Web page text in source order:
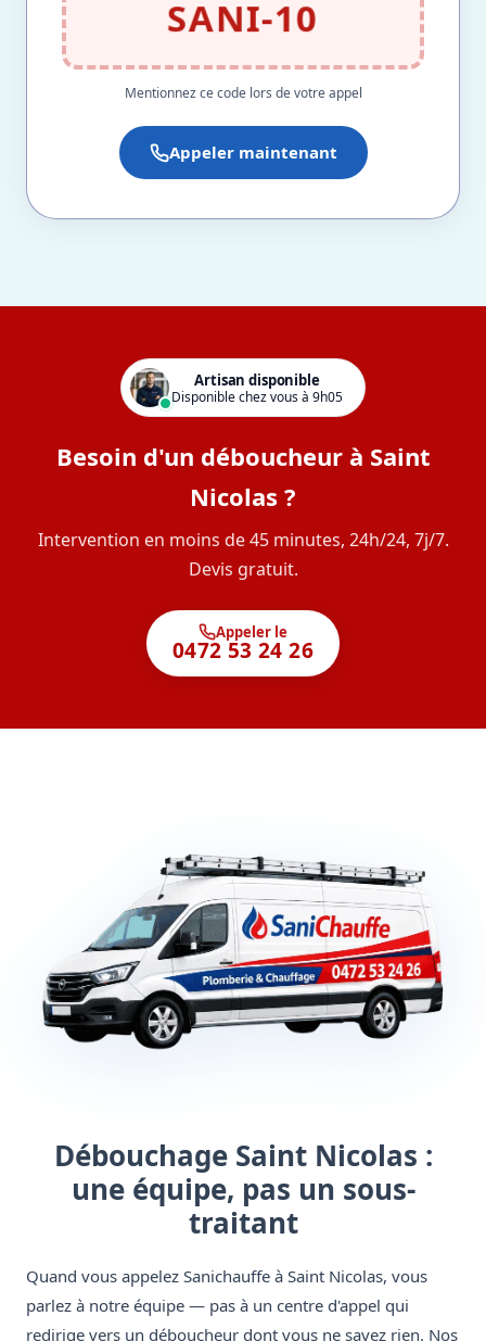
SANI-10
Mentionnez ce code lors de votre appel
Appeler maintenant
Artisan disponible
Disponible chez vous à 9h05
Besoin d'un déboucheur à Saint
Nicolas ?
Intervention en moins de 45 minutes, 24h/24, 7j/7.
Devis gratuit.
Appeler le
0472 53 24 26
Débouchage Saint Nicolas :
une équipe, pas un sous-
traitant
Quand vous appelez Sanichauffe à Saint Nicolas, vous
parlez à notre équipe — pas à un centre d'appel qui
redirige vers un déboucheur dont vous ne savez rien. Nos